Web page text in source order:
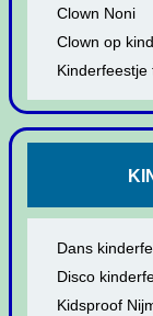
Clown Noni
Clown op
Kinderfeestje
Dans
Disco
Kidsproof